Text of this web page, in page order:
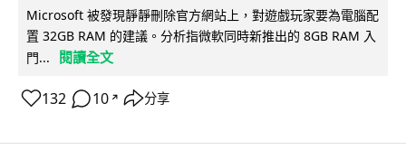
Microsoft 被發現靜靜刪除官方網站上，對遊戲玩家要為電腦配
置 32GB RAM 的建議。分析指微軟同時新推出的 8GB RAM 入
門...
閱讀全文
132 10 ↗ 分享